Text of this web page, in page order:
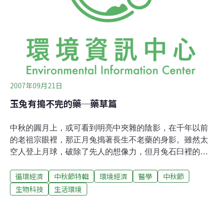
有影，死亡至深處不無魂魄之漂泊。到底有沒有看不見的
靈魂？從原始部落時代的萬神崇拜到多神教到近代主流的
怪力亂神，不過他的真正意思是「存而不論」，或許有可
能存在，但是若我們不了解，就不必去討論批判，這是較
2007年09月21日
玉兔有搗不完的藥─藥草篇
中秋的圓月上，或可看到明亮中夾雜的陰影，在千年以前
的老祖宗眼裡，那正月兔搗著長生不老藥的身影。雖然太
空人登上月球，破除了先人的想像力，但月兔石臼裡的藥
源。藥草，來自大地的醫生如果動物生病，牠們會到土地
中自尋解藥。人類自然也被賦予了這項能力。老祖先從神
循環經濟 中秋節特輯 環境經濟 醫學
中秋節
生物科技
生活環境